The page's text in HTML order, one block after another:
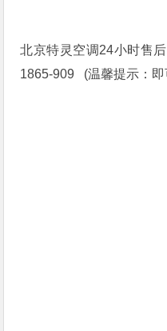
北京特灵空调24小时售
1865-909 (温馨提示：即